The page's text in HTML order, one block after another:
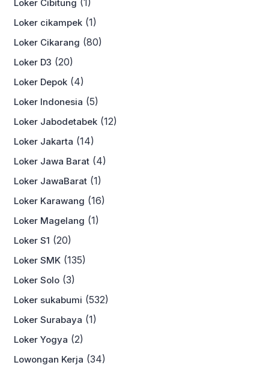
Loker Cibitung (1)
Loker cikampek (1)
Loker Cikarang (80)
Loker D3 (20)
Loker Depok (4)
Loker Indonesia (5)
Loker Jabodetabek (12)
Loker Jakarta (14)
Loker Jawa Barat (4)
Loker JawaBarat (1)
Loker Karawang (16)
Loker Magelang (1)
Loker S1 (20)
Loker SMK (135)
Loker Solo (3)
Loker sukabumi (532)
Loker Surabaya (1)
Loker Yogya (2)
Lowongan Kerja (34)